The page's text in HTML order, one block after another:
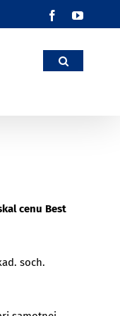
Facebook
cenu Best
soch.